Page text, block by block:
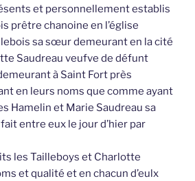
et personnellement establis
prêtre chanoine en l’église
sa sœur demeurant en la cité
Saudreau veufve de défunt
à Saint Fort près
en leurs noms que comme ayant
Hamelin et Marie Saudreau sa
entre eux le jour d’hier par
les Tailleboys et Charlotte
et qualité et en chacun d’eulx